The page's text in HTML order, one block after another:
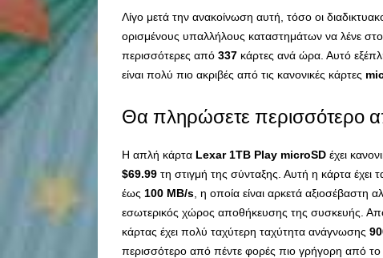
Λίγο μετά την ανακοίνωση αυτή, τόσο οι
ορισμένους υπαλλήλους καταστημάτων να λένε στο
περισσότερες από 337 κάρτες ανά ώρα. Αυτό
είναι πολύ πιο ακριβές από τις κανονικές κάρτες
Θα πληρώσετε περισσότερο
Η απλή κάρτα Lexar 1TB Play microSD έχει
$69.99 τη στιγμή της σύνταξης. Αυτή η κάρτα έχει
έως 100 MB/s , η οποία είναι αρκετά αξιοσέβαστη
εσωτερικός χώρος αποθήκευσης της συσκευής.
κάρτας έχει πολύ ταχύτερη ταχύτητα ανάγνωσης
περισσότερο από πέντε φορές πιο γρήγορη από